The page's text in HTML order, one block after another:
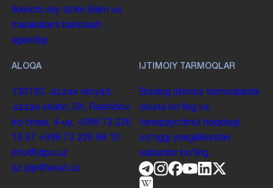
Ikkinchi oliy taʼlim Bilim va
malakalarni baholash
agentligi
ALOQA
130100. Jizzax viloyati,
Jizzax shahri, Sh. Rashidov
koʻchasi, 4-uy. +998 72 226
13 57 +998 72 226 68 10
info@jdpu.uz
jiz.jdpi@exat.uz
IJTIMOIY TARMOQLAR
Bizning ijtimoiy tarmoqlarda
obuna boʻling va
taraqqiyotimiz haqidagi
soʻnggi yangiliklardan
xabardor boʻling.